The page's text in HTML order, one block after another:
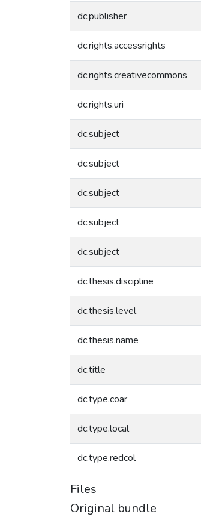
dc.publisher
dc.rights.accessrights
dc.rights.creativecommons
dc.rights.uri
dc.subject
dc.subject
dc.subject
dc.subject
dc.subject
dc.thesis.discipline
dc.thesis.level
dc.thesis.name
dc.title
dc.type.coar
dc.type.local
dc.type.redcol
Files
Original bundle